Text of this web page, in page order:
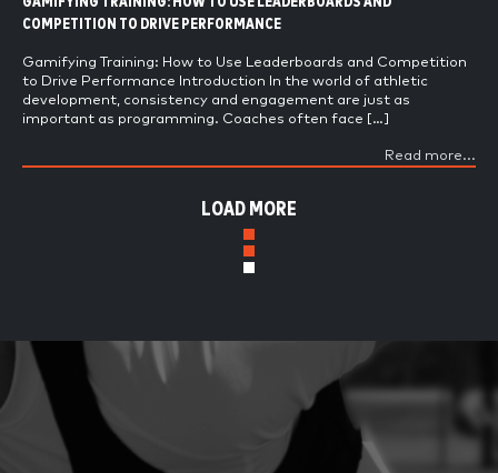
COMPETITION TO DRIVE PERFORMANCE
Gamifying Training: How to Use Leaderboards and Competition
to Drive Performance Introduction In the world of athletic
development, consistency and engagement are just as
important as programming. Coaches often face […]
Read more...
LOAD MORE